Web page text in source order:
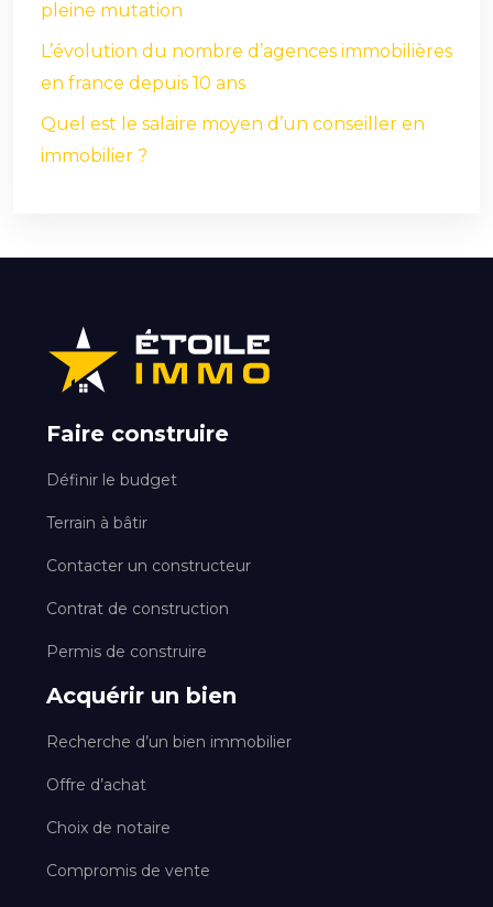
pleine mutation
L’évolution du nombre d’agences immobilières
en france depuis 10 ans
Quel est le salaire moyen d’un conseiller en
immobilier ?
Faire construire
Définir le budget
Terrain à bâtir
Contacter un constructeur
Contrat de construction
Permis de construire
Acquérir un bien
Recherche d’un bien immobilier
Offre d’achat
Choix de notaire
Compromis de vente